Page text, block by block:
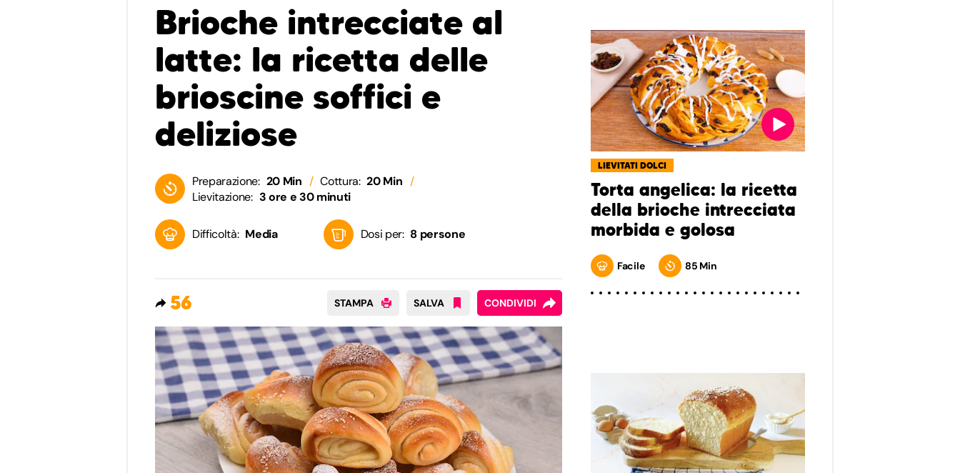
Brioche intrecciate al
latte: la ricetta delle
brioscine soffici e
deliziose
Preparazione: 20 Min Cottura: 20 Min
Lievitazione: 3 ore e 30 minuti
Difficoltà: Media Dosi per: 8 persone
56 STAMPA SALVA CONDIVIDI
LIEVITATI DOLCI
Torta angelica: la ricetta
della brioche intrecciata
morbida e golosa
Facile 85 Min